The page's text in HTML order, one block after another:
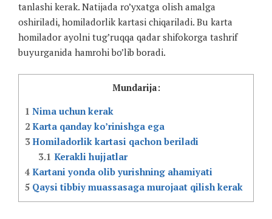
tanlashi kerak. Natijada ro’yxatga olish amalga
oshiriladi, homiladorlik kartasi chiqariladi. Bu karta
homilador ayolni tug’ruqqa qadar shifokorga tashrif
buyurganida hamrohi bo’lib boradi.
Mundarija:
1 Nima uchun kerak
2 Karta qanday ko’rinishga ega
3Homiladorlik kartasi qachon beriladi
3.1 Kerakli hujjatlar
4 Kartani yonda olib yurishning ahamiyati
5 Qaysi tibbiy muassasaga murojaat qilish kerak